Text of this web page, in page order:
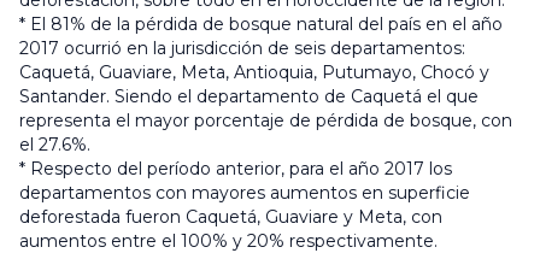
* El 81% de la pérdida de bosque natural del país en el año
2017 ocurrió en la jurisdicción de seis departamentos:
Caquetá, Guaviare, Meta, Antioquia, Putumayo, Chocó y
Santander. Siendo el departamento de Caquetá el que
representa el mayor porcentaje de pérdida de bosque, con
el 27.6%.
* Respecto del período anterior, para el año 2017 los
departamentos con mayores aumentos en superficie
deforestada fueron Caquetá, Guaviare y Meta, con
aumentos entre el 100% y 20% respectivamente.